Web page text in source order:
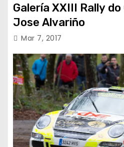
Galería XXIII Rally
Jose Alvariño
Mar 7, 2017